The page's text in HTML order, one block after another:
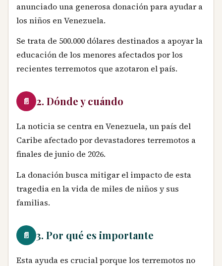
anunciado una generosa donación para ayudar a
los niños en Venezuela.
Se trata de 500.000 dólares destinados a apoyar la
educación de los menores afectados por los
recientes terremotos que azotaron el país.
📄 2. Dónde y cuándo
La noticia se centra en Venezuela, un país del
Caribe afectado por devastadores terremotos a
finales de junio de 2026.
La donación busca mitigar el impacto de esta
tragedia en la vida de miles de niños y sus
familias.
📄 3. Por qué es importante
Esta ayuda es crucial porque los terremotos no